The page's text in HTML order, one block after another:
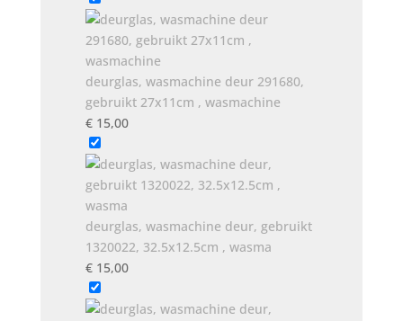
deurglas, wasmachine deur 291680,
gebruikt 27x11cm , wasmachine
€15,00
deurglas, wasmachine deur, gebruikt
1320022, 32.5x12.5cm , wasma
€15,00